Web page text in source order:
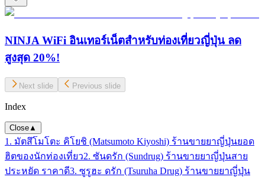
NINJA WiFi อินเทอร์เน็ตสำหรับท่องเที่ยวญี่ปุ่น ลด
สูงสุด 20%!
Next slide Previous slide
Index
Close▲
1. มัตสึโมโตะ คิโยชิ (Matsumoto Kiyoshi) ร้านขายยาญี่ปุ่นยอด
ฮิตของนักท่องเที่ยว2. ซันดรัก (Sundrug) ร้านขายยาญี่ปุ่นสาย
ประหยัด ราคาดี3. ซูรูฮะ ดรัก (Tsuruha Drug) ร้านขายยาญี่ปุ่น